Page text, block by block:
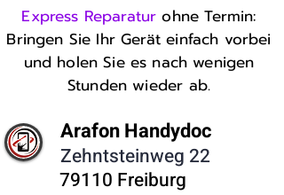
Express Reparatur ohne Termin:
Bringen Sie Ihr Gerät einfach vorbei
und holen Sie es nach wenigen
Stunden wieder ab.
Arafon Handydoc
Zehntsteinweg 22
79110 Freiburg